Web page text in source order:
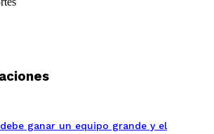
ganar un equipo grande y el